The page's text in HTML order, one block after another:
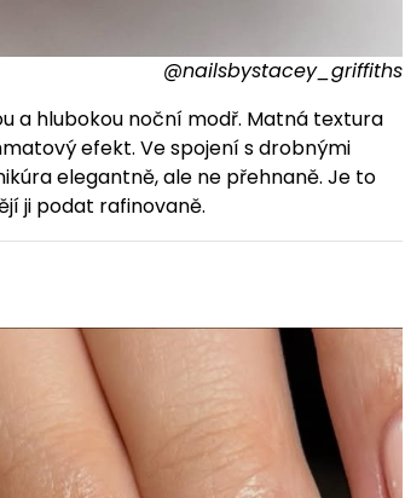
@nailsbystacey_griffiths
a hlubokou noční modř. Matná textura
efekt. Ve spojení s drobnými
elegantně, ale ne přehnaně. Je to
ji podat rafinovaně.